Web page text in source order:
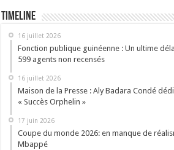
Timeline
16 juillet 2026
Fonction publique guinéenne : Un ultime
599 agents non recensés
16 juillet 2026
Maison de la Presse : Aly Badara Condé
« Succès Orphelin »
17 juin 2026
Coupe du monde 2026: en manque de
Mbappé